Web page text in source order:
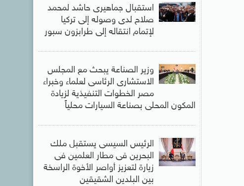
استقبال جماهيرى حاشد لمحمد
صلاح لدى وصوله إلى تركيا
لإتمام انتقاله إلى طرابزون سبور
وزير الصناعة يبحث مع المجلس
الاستشارى الرئاسى لعلماء وخبراء
مصر الخطوات التنفيذية لزيادة
المكون المحلى بصناعة السيارات محلياً
الرئيس السيسى يستقبل ملك
البحرين فى مطار العلمين فى
زيارة لتعزيز أواصر الأخوة الراسخة
بين البلدين الشقيقين